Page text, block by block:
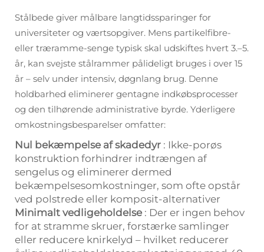
Stålbede giver målbare langtidssparinger for
universiteter og værtsopgiver. Mens partikelfibre-
eller træramme-senge typisk skal udskiftes hvert 3.–5.
år, kan svejste stålrammer pålideligt bruges i over 15
år – selv under intensiv, døgnlang brug. Denne
holdbarhed eliminerer gentagne indkøbsprocesser
og den tilhørende administrative byrde. Yderligere
omkostningsbesparelser omfatter:
Nul bekæmpelse af skadedyr : Ikke-porøs
konstruktion forhindrer indtrængen af
sengelus og eliminerer dermed
bekæmpelsesomkostninger, som ofte opstår
ved polstrede eller komposit-alternativer
Minimalt vedligeholdelse : Der er ingen behov
for at stramme skruer, forstærke samlinger
eller reducere knirkelyd – hvilket reducerer